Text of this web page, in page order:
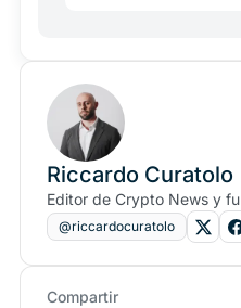
Riccardo Curatolo
Editor de Crypto News y
@riccardocuratolo
Compartir